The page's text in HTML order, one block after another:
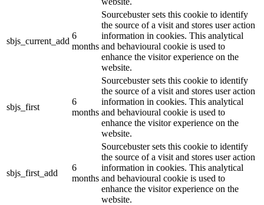
sbjs_current_add
6
months
Sourcebuster sets this cookie to identify
the source of a visit and stores user action
information in cookies. This analytical
and behavioural cookie is used to
enhance the visitor experience on the
website.
sbjs_first
6
months
Sourcebuster sets this cookie to identify
the source of a visit and stores user action
information in cookies. This analytical
and behavioural cookie is used to
enhance the visitor experience on the
website.
sbjs_first_add
6
months
Sourcebuster sets this cookie to identify
the source of a visit and stores user action
information in cookies. This analytical
and behavioural cookie is used to
enhance the visitor experience on the
website.